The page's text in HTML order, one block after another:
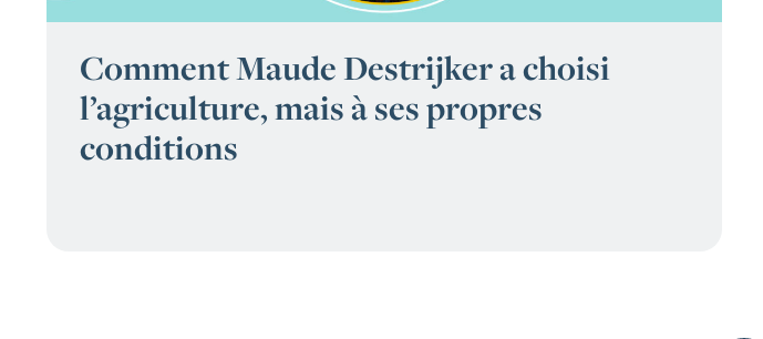
Comment Maude Destrijker a choisi
l’agriculture, mais à ses propres
conditions